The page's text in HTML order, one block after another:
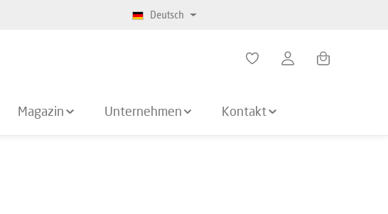
Deutsch
Warenkorb
Magazin Unternehmen Kontakt